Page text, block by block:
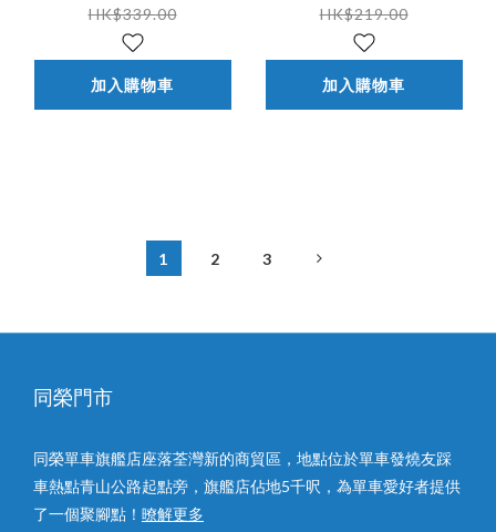
HK$339.00
加入購物車
HK$219.00
加入購物車
1 2 3
同榮門市
同榮單車旗艦店座落荃灣新的商貿區，地點位於單車發燒友踩
車熱點青山公路起點旁，旗艦店佔地5千呎，為單車愛好者提供
了一個聚腳點！ 暸解更多